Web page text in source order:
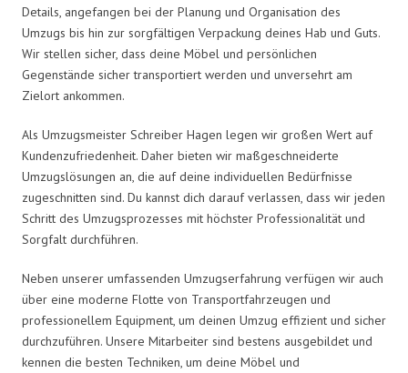
Details, angefangen bei der Planung und Organisation des
Umzugs bis hin zur sorgfältigen Verpackung deines Hab und Guts.
Wir stellen sicher, dass deine Möbel und persönlichen
Gegenstände sicher transportiert werden und unversehrt am
Zielort ankommen.
Als Umzugsmeister Schreiber Hagen legen wir großen Wert auf
Kundenzufriedenheit. Daher bieten wir maßgeschneiderte
Umzugslösungen an, die auf deine individuellen Bedürfnisse
zugeschnitten sind. Du kannst dich darauf verlassen, dass wir jeden
Schritt des Umzugsprozesses mit höchster Professionalität und
Sorgfalt durchführen.
Neben unserer umfassenden Umzugserfahrung verfügen wir auch
über eine moderne Flotte von Transportfahrzeugen und
professionellem Equipment, um deinen Umzug effizient und sicher
durchzuführen. Unsere Mitarbeiter sind bestens ausgebildet und
kennen die besten Techniken, um deine Möbel und